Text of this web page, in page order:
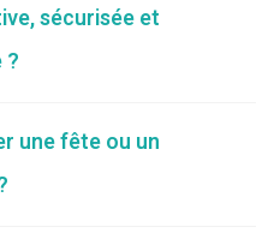
sécurisée et
?
une fête ou un